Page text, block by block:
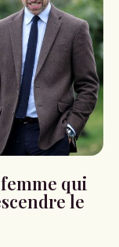
qui
le